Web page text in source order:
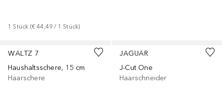
1 Stück (€ 44,49 / 1 Stück)
WALTZ 7
Haushaltsschere, 15 cm
Haarschere
JAGUAR
J-Cut One
Haarschneider